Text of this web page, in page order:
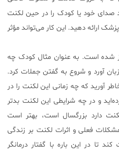
صدای خود یا کودک را در حین لکنت
ارائه دهید. این کار می‌تواند مؤثر
شده است. به عنوان مثال کودک چه
آورد و شروع به گفتن جملات کرد.
آورید که چه زمانی این لکنت را در
و در چه شرایطی این لکنت بدتر
دارد بزرگسال است، بهتر است
فعلی و اثرات لکنت بر زندگی
تا در این باره با گفتار درمانگر